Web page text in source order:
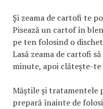
Și zeama de cartofi te
Pisează un cartof în
pe ten folosind o
Lasă zeama de cartofi
minute, apoi clătește-te
Măștile și tratamentele
prepară înainte de